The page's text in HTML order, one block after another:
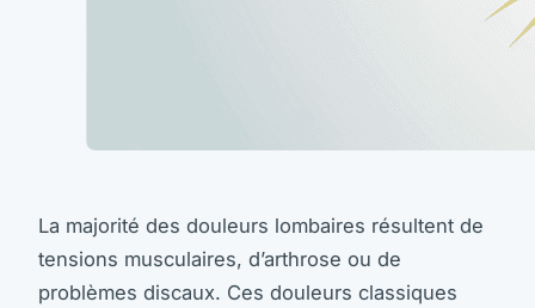
La majorité des douleurs lombaires résultent de
tensions musculaires, d’arthrose ou de
problèmes discaux. Ces douleurs classiques